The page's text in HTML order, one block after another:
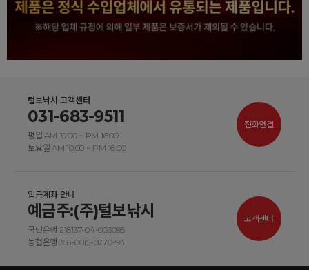
털보낚시 고객센터
031-683-9511
평일 AM 10:00 ~ PM 16:00
토요일 AM 10:00 ~ PM 16:00
전화연결
입금계좌 안내
예금주:(주)털보낚시
국민은행 218137-04-003095
농협은행 355-0015-0770-93
고객센터